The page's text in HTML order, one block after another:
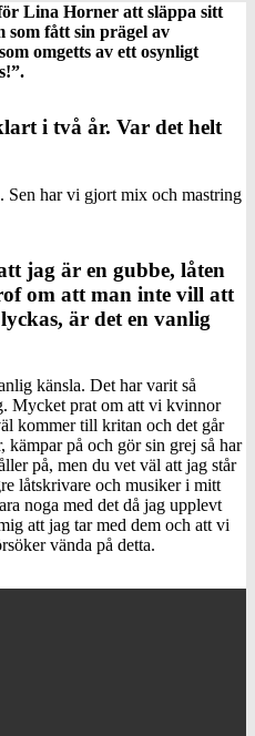
Lina Horner att släppa sitt
fått sin prägel av
omgetts av ett osynligt
i två år. Var det helt
Sen har vi gjort mix och mastring
jag är en gubbe, låten
om att man inte vill att
är det en vanlig
känsla. Det har varit så
Mycket prat om att vi kvinnor
kommer till kritan och det går
kämpar på och gör sin grej så har
på, men du vet väl att jag står
låtskrivare och musiker i mitt
noga med det då jag upplevt
att jag tar med dem och att vi
vända på detta.